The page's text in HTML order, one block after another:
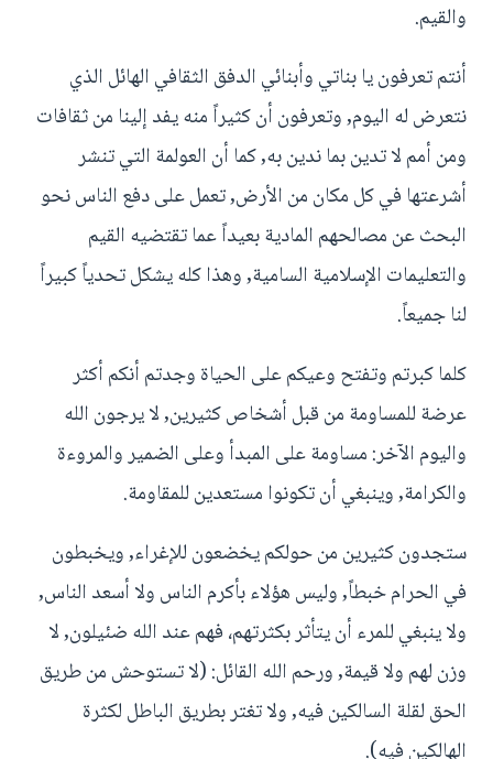
والقيم.
أنتم تعرفون يا بناتي وأبنائي الدفق الثقافي الهائل الذي
نتعرض له اليوم, وتعرفون أن كثيراً منه يفد إلينا من ثقافات
ومن أمم لا تدين بما ندين به, كما أن العولمة التي تنشر
أشرعتها في كل مكان من الأرض, تعمل على دفع الناس نحو
البحث عن مصالحهم المادية بعيداً عما تقتضيه القيم
والتعليمات الإسلامية السامية, وهذا كله يشكل تحدياً كبيراً
لنا جميعاً.
كلما كبرتم وتفتح وعيكم على الحياة وجدتم أنكم أكثر
عرضة للمساومة من قبل أشخاص كثيرين, لا يرجون الله
واليوم الآخر: مساومة على المبدأ وعلى الضمير والمروءة
والكرامة, وينبغي أن تكونوا مستعدين للمقاومة.
ستجدون كثيرين من حولكم يخضعون للإغراء, ويخبطون
في الحرام خبطاً, وليس هؤلاء بأكرم الناس ولا أسعد الناس,
ولا ينبغي للمرء أن يتأثر بكثرتهم، فهم عند الله ضئيلون, لا
وزن لهم ولا قيمة, ورحم الله القائل: (لا تستوحش من طريق
الحق لقلة السالكين فيه, ولا تغتر بطريق الباطل لكثرة